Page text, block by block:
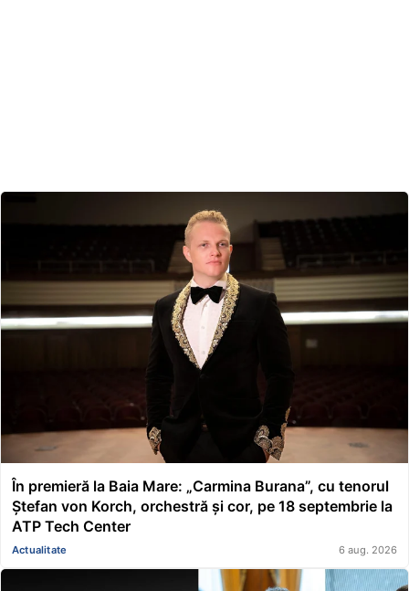
În premieră la Baia Mare: „Carmina Burana”, cu tenorul
Ștefan von Korch, orchestră și cor, pe 18 septembrie la
ATP Tech Center
Actualitate 6 aug. 2026